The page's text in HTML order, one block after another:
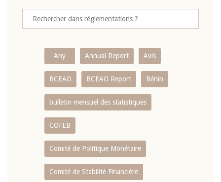
- Any - Annual Report Avis
BCEAO BCEAO Report Bénin
bulletin mensuel des statistiques
COFEB
Comité de Politique Monétaire
Comité de Stabilité Financière